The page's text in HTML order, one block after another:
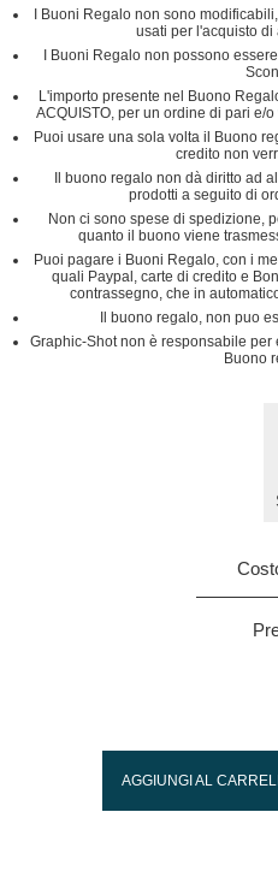
I Buoni Regalo non sono
usati per l'acquisto di
I Buoni Regalo non possono
L'importo presente nel Buono
ACQUISTO, per un ordine di pari e/
Puoi usare una sola volta il Buono
credito non
Il buono regalo non dà diritto ad
prodotti a seguito di
Non ci sono spese di spedizione,
quanto il buono viene
Puoi pagare i Buoni Regalo, con i
quali Paypal, carte di credito e
contrassegno, che in
Il buono regalo, non puo
Graphic-Shot non è responsabile
Buono
AGGIUNGI AL